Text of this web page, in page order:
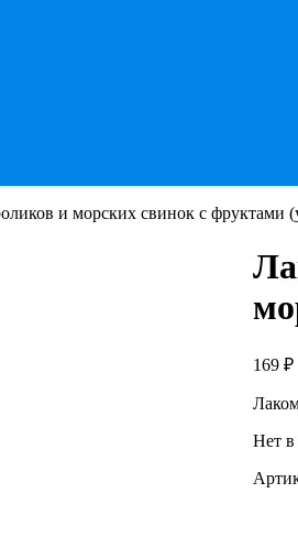
и морских свинок с фруктами
169 ₽
Нет в